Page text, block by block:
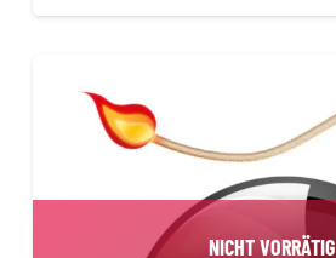
NICHT VORRÄTIG